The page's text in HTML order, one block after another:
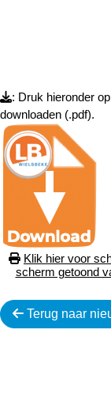
: Druk hieronder
downloaden (.pdf).
Klik hier voor
scherm getoond
Terug naar